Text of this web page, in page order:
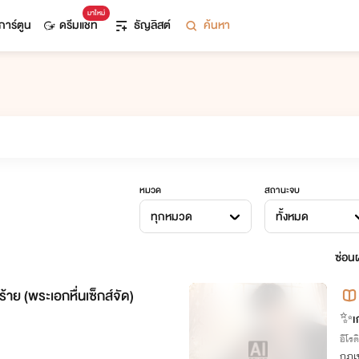
าร์ตูน
มาใหม่
ดรีมแชท ธัญลิสต์ ค้นหา
หมวด
ทุกหมวด
สถานะจบ
ทั้งหมด
ซ่อน
ย (พระเอกหื่นเซ็กส์จัด)
✨
อีโร